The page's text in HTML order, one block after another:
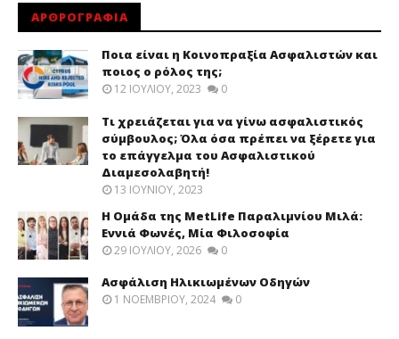
ΑΡΘΡΟΓΡΑΦΙΑ
Ποια είναι η Κοινοπραξία Ασφαλιστών και
ποιος ο ρόλος της;
12 ΙΟΥΛΊΟΥ, 2023 0
Τι χρειάζεται για να γίνω ασφαλιστικός
σύμβουλος; Όλα όσα πρέπει να ξέρετε για
το επάγγελμα του Ασφαλιστικού
Διαμεσολαβητή!
13 ΙΟΥΝΊΟΥ, 2023
Η Ομάδα της MetLife Παραλιμνίου Μιλά:
Εννιά Φωνές, Μία Φιλοσοφία
29 ΙΟΥΛΊΟΥ, 2026 0
Ασφάλιση Ηλικιωμένων Οδηγών
1 ΝΟΕΜΒΡΊΟΥ, 2024 0